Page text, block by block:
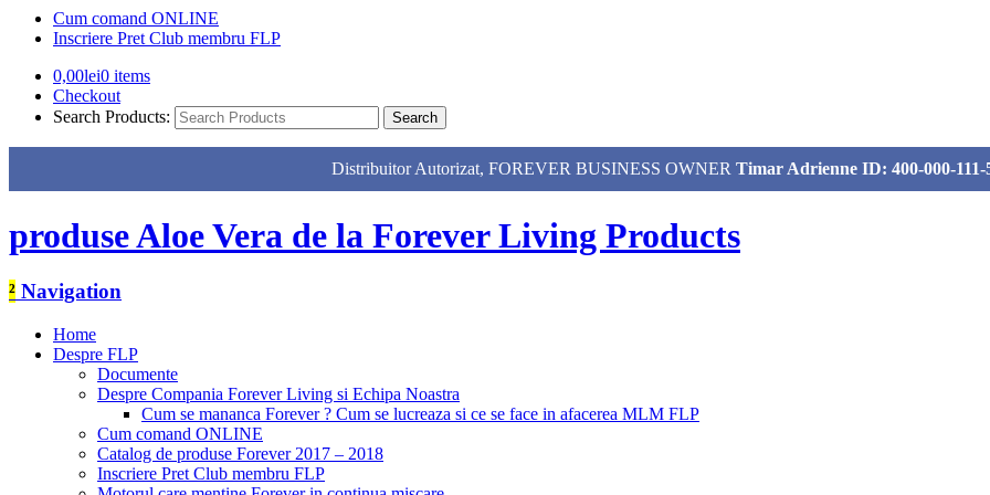
Cum comand ONLINE
Inscriere Pret Club membru FLP
0,00lei0 items
Checkout
Search Products:
Distribuitor Autorizat, FOREVER BUSINESS OWNER Timar Adrienne ID: 400-000-111-
produse Aloe Vera de la Forever Living Products
² Navigation
Home
Despre FLP
Documente
Despre Compania Forever Living si Echipa Noastra
Cum se mananca Forever ? Cum se lucreaza si ce se face in afacerea MLM FLP
Cum comand ONLINE
Catalog de produse Forever 2017 – 2018
Inscriere Pret Club membru FLP